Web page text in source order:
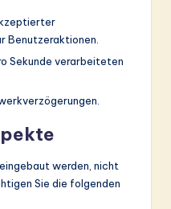
Benutzeraktionen.
Sekunde verarbeiteten
werden, nicht
Sie die folgenden